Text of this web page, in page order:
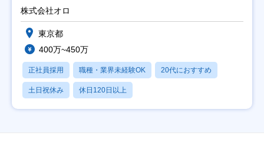
修充実】
株式会社オロ
東京都
400万~450万
正社員採用 職種・業界未経験OK 20代におすすめ
土日祝休み 休日120日以上